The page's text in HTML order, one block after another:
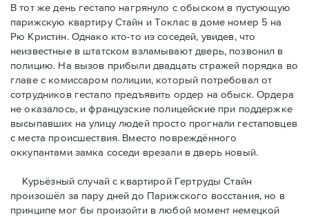
В тот же день гестапо нагрянуло с обыском в пустующую
парижскую квартиру Стайн и Токлaс в домe номер 5 на
Рю Кристин. Однако кто-то из соседей, увидев, что
неизвестные в штатском взламывают дверь, позвонил в
полицию. На вызов прибыли двадцать стражей порядка во
главе с комиссаром полиции, который потребовал от
сотрудников гестапо предъявить ордер на обыск. Ордера
не оказалось, и французские полицейские при поддержке
высыпавших на улицу людей просто прогнали гестаповцев
с места происшествия. Вместо повреждённого
оккупантами замка соседи врезали в дверь новый.
Курьёзный случай с квартирой Гертруды Стайн
произошёл за пару дней до Парижского восстания, но в
принципe мог бы произойти в любой момент немецкой